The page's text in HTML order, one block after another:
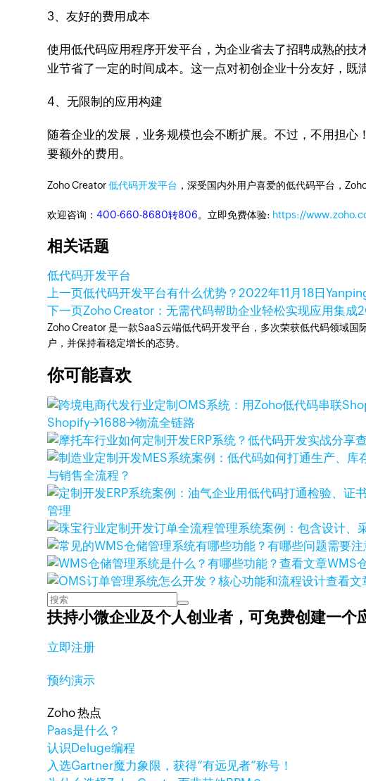
3、友好的费用成本
使用低代码应用程序开发平台，为企业省去了招聘成熟的
业节省了一定的时间成本。这一点对初创企业十分友好，既
4、无限制的应用构建
随着企业的发展，业务规模也会不断扩展。不过，不用担
要额外的费用。
Zoho Creator低代码开发平台 ，深受国内外用户喜爱的低代码平台，
欢迎咨询：400-660-8680转806。立即免费体验: https://
相关话题
低代码开发平台
上一页低代码开发平台有什么优势？2022年11月18日
下一页Zoho Creator：无需代码帮助企业轻松实现应用集成
Zoho Creator 是一款SaaS云端低代码开发平台，多次荣获低代码领域
户，并保持着稳定增长的态势。
你可能喜欢
Shopify→1688→物流全链路
与销售全流程？
管理
查看文章WMS
查看文
扶持小微企业及个人创业者，可免费创建一个
立即注册
预约演示
Zoho 热点
Paas是什么？
认识Deluge编程
入选Gartner魔力象限，获得“有远见者”称号！